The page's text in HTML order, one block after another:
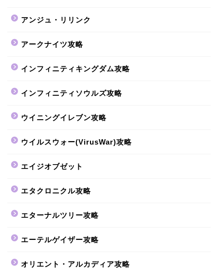
アンジュ・リリンク
アークナイツ攻略
インフィニティキングダム攻略
インフィニティソウルズ攻略
ウイニングイレブン攻略
ウイルスウォー(VirusWar)攻略
エイジオブゼット
エタクロニクル攻略
エターナルツリー攻略
エーテルゲイザー攻略
オリエント・アルカディア攻略